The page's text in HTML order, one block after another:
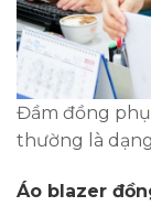
Đầm đồng
thường là
Áo blazer